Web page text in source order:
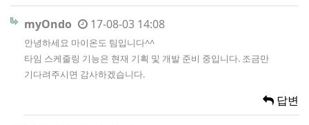
myOndo 17-08-03 14:08
안녕하세요 마이온도 팀입니다^^
타임 스케줄링 기능은 현재 기획 및 개발 준비 중입니다. 조금만
기다려주시면 감사하겠습니다.
답변